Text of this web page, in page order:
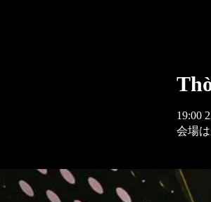
19:00
会場は